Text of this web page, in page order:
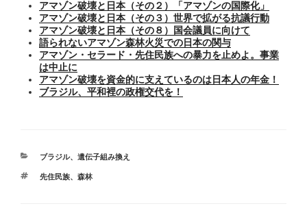
アマゾン破壊と日本（その２）「アマゾンの国際化」
アマゾン破壊と日本（その３）世界で拡がる抗議行動
アマゾン破壊と日本（その８）国会議員に向けて
語られないアマゾン森林火災での日本の関与
アマゾン・セラード・先住民族への暴力を止めよ。事業
は中止に
アマゾン破壊を資金的に支えているのは日本人の年金！
ブラジル、平和裡の政権交代を！
カ
ゴ
ブラジル、 遺伝子組み換え
タ
先住民族、 森林